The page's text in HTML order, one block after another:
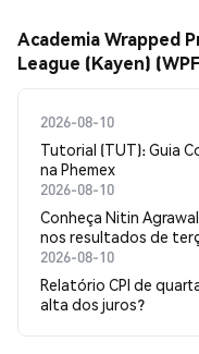
Academia Wrapped
League (Kayen)
2026-08-10
Tutorial (TUT): Guia
na Phemex
2026-08-10
Conheça Nitin
nos resultados de
2026-08-10
Relatório CPI de
alta dos juros?